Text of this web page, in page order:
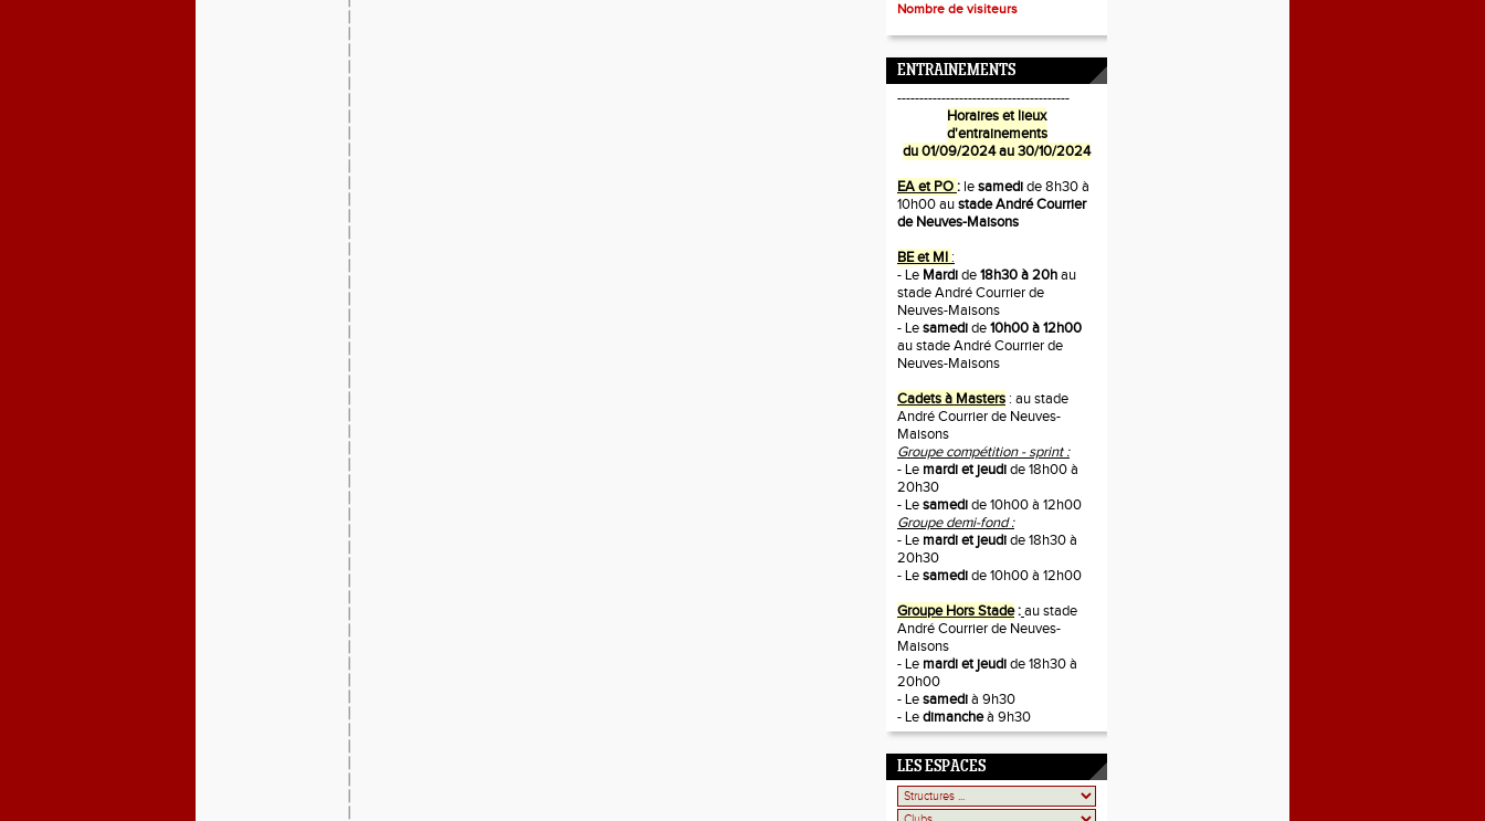
Nombre de visiteurs
ENTRAINEMENTS
---------------------------------------
Horaires et lieux
d'entrainements
du 01/09/2024 au 30/10/2024
EA et PO: lesamedide 8h30 à
10h00 austade André Courrier
de Neuves-Maisons
BE et MI :
- Le Mardide18h30 à 20hau
stade André Courrier de
Neuves-Maisons
- Lesamedide10h00 à 12h00
au stade André Courrier de
Neuves-Maisons
Cadets à Masters : au stade
André Courrier de Neuves-
Maisons
Groupe compétition - sprint :
- Le mardi et jeudide 18h00 à
20h30
- Lesamedide 10h00 à 12h00
Groupe demi-fond :
- Le mardi et jeudide 18h30 à
20h30
- Lesamedide 10h00 à 12h00
Groupe Hors Stade:au stade
André Courrier de Neuves-
Maisons
- Le mardi et jeudide 18h30 à
20h00
- Lesamedià 9h30
- Ledimancheà 9h30
LES ESPACES